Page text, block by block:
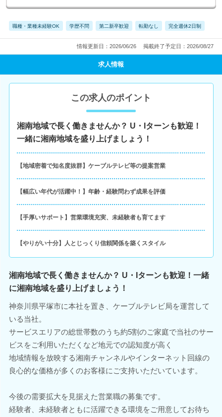
職種・業種未経験OK 学歴不問 第二新卒歓迎 転勤なし 完全週休2日制
情報更新日：2026/06/26 掲載終了予定日：2026/08/27
求人情報
この求人のポイント
湘南地域で長く働きませんか？ U・Iターンも歓迎！
一緒に湘南地域を盛り上げましょう！
【地域密着で知名度抜群】ケーブルテレビ等の提案営業
【幅広い年代が活躍中！】年齢・経験問わず成果を評価
【手厚いサポート】営業環境充実、未経験者も育てます
【やりがい十分】人とじっくり信頼関係を築くスタイル
湘南地域で長く働きませんか？ U・Iターンも歓迎！一緒
に湘南地域を盛り上げましょう！
神奈川県平塚市に本社を置き、ケーブルテレビ局を運営して
いる当社。
サービスエリアの総世帯数のうち約5割のご家庭で当社のサー
ビスをご利用いただくなど地元での認知度が高く
地域情報を放映する湘南チャンネルやインターネット回線の
良心的な価格が多くのお客様にご支持いただいています。
今後の需要拡大を見据えた営業職の募集です。
経験者、未経験者ともに活躍できる環境をご用意してお待ち